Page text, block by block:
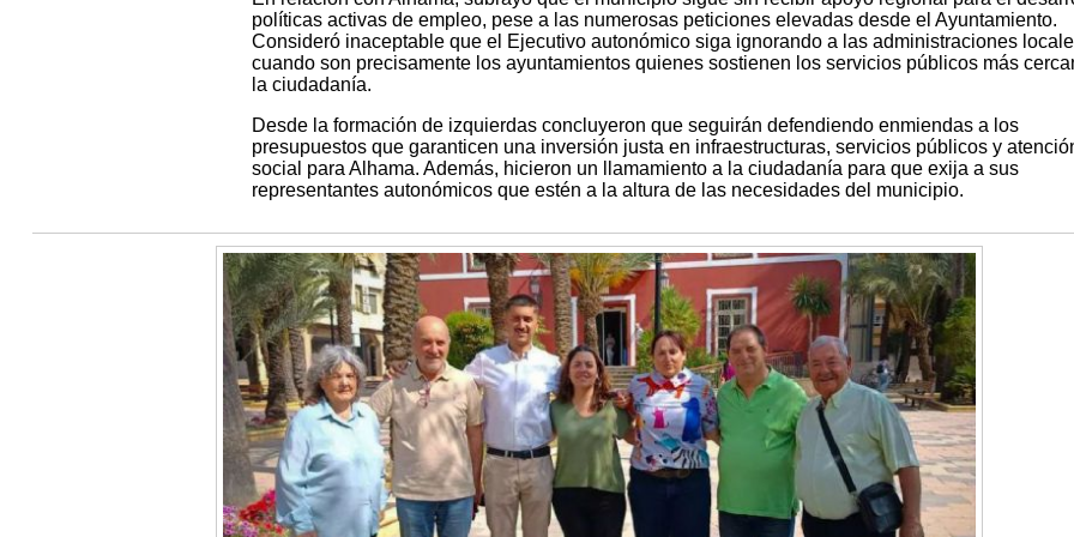
políticas activas de empleo, pese a las numerosas peticiones elevadas desde el Ayuntamiento.
Consideró inaceptable que el Ejecutivo autonómico siga ignorando a las administraciones
cuando son precisamente los ayuntamientos quienes sostienen los servicios públicos más
la ciudadanía.
Desde la formación de izquierdas concluyeron que seguirán defendiendo enmiendas a los
presupuestos que garanticen una inversión justa en infraestructuras, servicios públicos y
social para Alhama. Además, hicieron un llamamiento a la ciudadanía para que exija a sus
representantes autonómicos que estén a la altura de las necesidades del municipio.